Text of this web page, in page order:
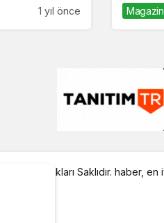
1 yıl önce Magazin
Tüm Hakları Saklıdır. haber, en